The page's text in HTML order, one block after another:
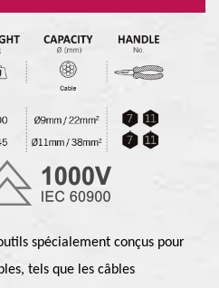
spécialement conçus pour
tels que les câbles